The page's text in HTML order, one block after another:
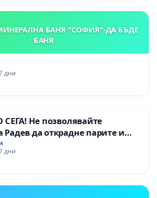
БАНЯ "СОФИЯ"-ДА БЪДЕ
БАНЯ
дни
СЕГА! Не позволявайте
да открадне парите и
тъмното
дни